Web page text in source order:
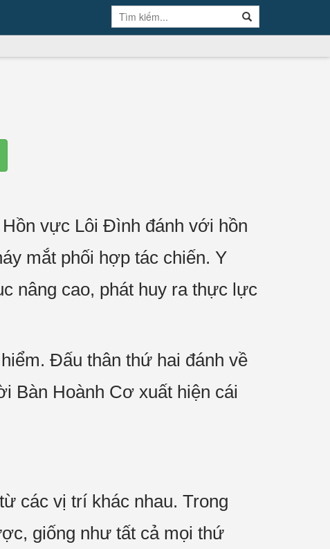
vực Lôi Đình đánh với hồn
mắt phối hợp tác chiến. Y
nâng cao, phát huy ra thực lực
Đấu thân thứ hai đánh về
Bàn Hoành Cơ xuất hiện cái
các vị trí khác nhau. Trong
giống như tất cả mọi thứ